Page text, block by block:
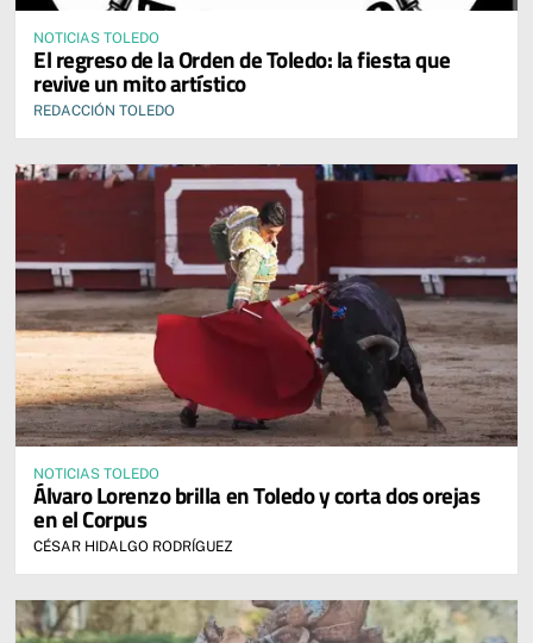
NOTICIAS TOLEDO
El regreso de la Orden de Toledo: la fiesta que
revive un mito artístico
REDACCIÓN TOLEDO
NOTICIAS TOLEDO
Álvaro Lorenzo brilla en Toledo y corta dos orejas
en el Corpus
CÉSAR HIDALGO RODRÍGUEZ